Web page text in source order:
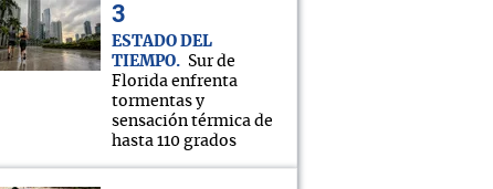
ESTADO DEL
TIEMPO
Sur de
Florida enfrenta
tormentas y
sensación térmica de
hasta 110 grados